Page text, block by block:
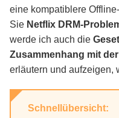
eine kompatiblere
Sie Netflix DRM-
werde ich auch die
Zusammenhang mit
erläutern und aufzeigen,
Schnellübersicht: